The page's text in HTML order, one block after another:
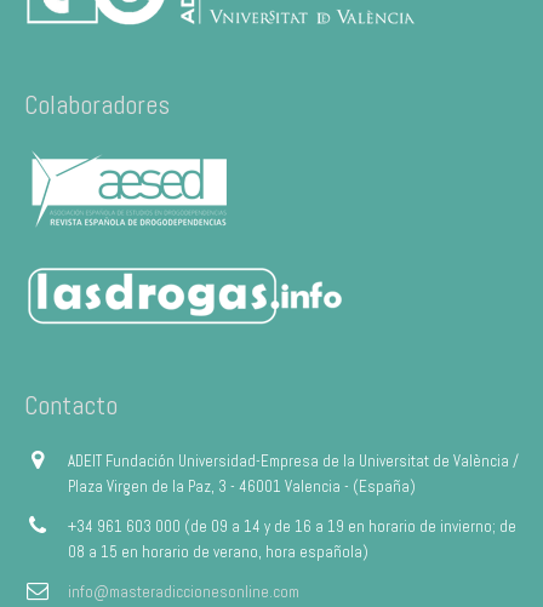
Colaboradores
Contacto
ADEIT Fundación Universidad-Empresa de la Universitat de València /
Plaza Virgen de la Paz, 3 - 46001 Valencia - (España)
+34 961 603 000 (de 09 a 14 y de 16 a 19 en horario de invierno; de
08 a 15 en horario de verano, hora española)
info@masteradiccionesonline.com